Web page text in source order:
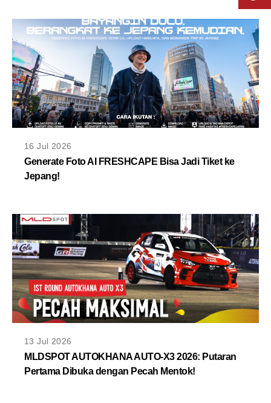
16 Jul 2026
Generate Foto AI FRESHCAPE Bisa Jadi Tiket ke
Jepang!
13 Jul 2026
MLDSPOT AUTOKHANA AUTO-X3 2026: Putaran
Pertama Dibuka dengan Pecah Mentok!